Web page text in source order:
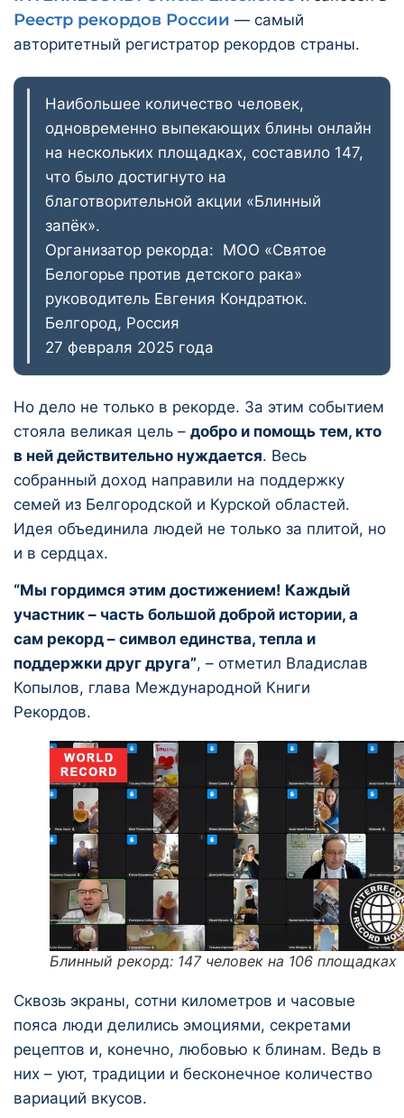
Реестр рекордов России — самый
авторитетный регистратор рекордов страны.
Наибольшее количество человек,
одновременно выпекающих блины онлайн
на нескольких площадках, составило 147,
что было достигнуто на
благотворительной акции «Блинный
запёк».
Организатор рекорда: МОО «Святое
Белогорье против детского рака»
руководитель Евгения Кондратюк.
Белгород, Россия
27 февраля 2025 года
Но дело не только в рекорде. За этим событием
стояла великая цель – добро и помощь тем, кто
в ней действительно нуждается. Весь
собранный доход направили на поддержку
семей из Белгородской и Курской областей.
Идея объединила людей не только за плитой, но
и в сердцах.
“Мы гордимся этим достижением! Каждый
участник – часть большой доброй истории, а
сам рекорд – символ единства, тепла и
поддержки друг друга”, – отметил Владислав
Копылов, глава Международной Книги
Рекордов.
Блинный рекорд: 147 человек на 106 площадках
Сквозь экраны, сотни километров и часовые
пояса люди делились эмоциями, секретами
рецептов и, конечно, любовью к блинам. Ведь в
них – уют, традиции и бесконечное количество
вариаций вкусов.